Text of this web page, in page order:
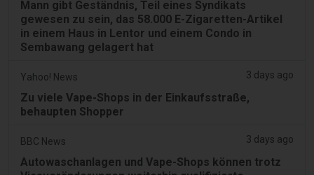
Mann gibt Geständnis, Teil eines Syndikats
gewesen zu sein, das 58.000 E-Zigaretten-Artikel
in einem Haus in Lentor und einem Condo in
Sembawang gelagert hat
Yahoo! News 3 days ago
Zu viele Vape-Shops in der Einkaufsstraße,
behaupten Shopper
BBC News 3 days ago
Autowaschanlagen und Vape-Shops können trotz